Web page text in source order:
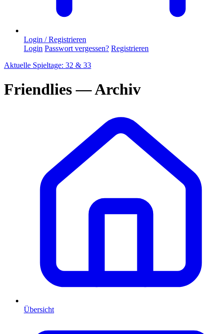
Login / Registrieren
Login Passwort vergessen? Registrieren
Aktuelle Spieltage: 32 & 33
Friendlies — Archiv
Übersicht